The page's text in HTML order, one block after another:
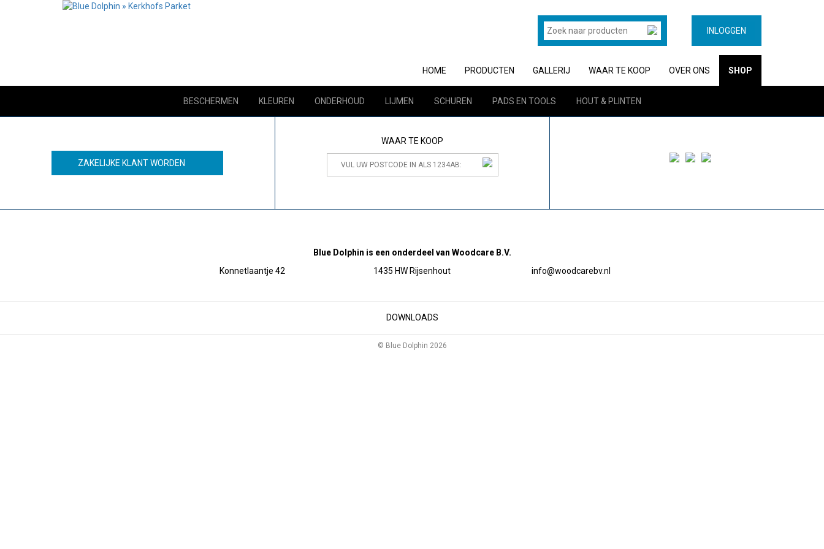
INLOGGEN
HOME PRODUCTEN GALLERIJ WAAR TE KOOP OVER ONS SHOP
BESCHERMEN KLEUREN ONDERHOUD LIJMEN SCHUREN PADS EN TOOLS HOUT & PLINTEN
ZAKELIJKE KLANT WORDEN
WAAR TE KOOP
Blue Dolphin is een onderdeel van Woodcare B.V.
Konnetlaantje 42
1435 HW Rijsenhout info@woodcarebv.nl
DOWNLOADS
© Blue Dolphin 2026